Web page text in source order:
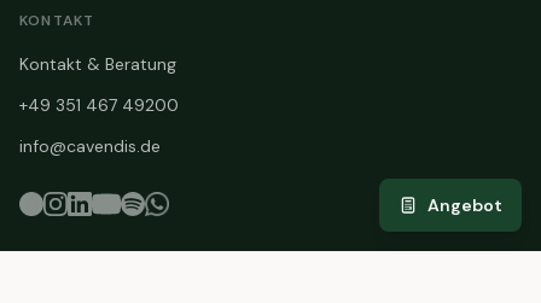
KONTAKT
Kontakt & Beratung
+49 351 467 49200
info@cavendis.de
Angebot